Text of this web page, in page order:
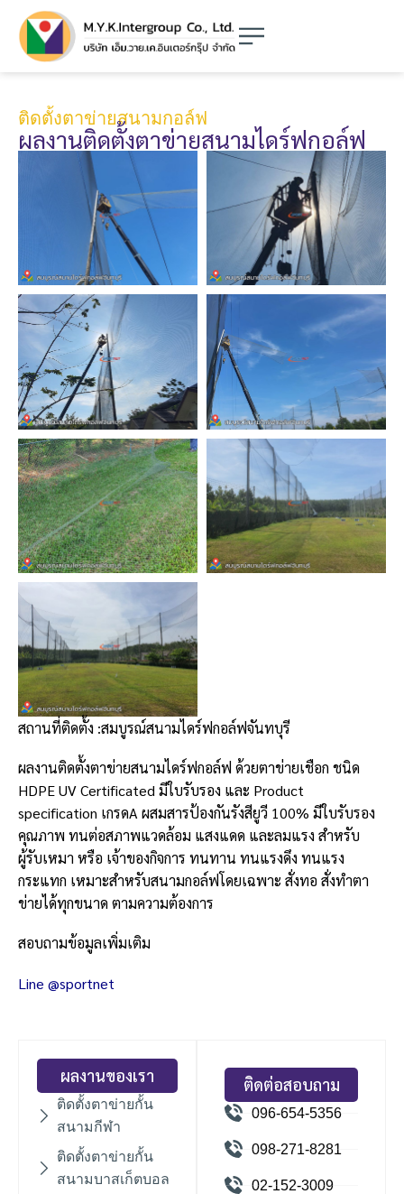
ผลงานของเรา
ติดตั้งตาข่ายกั้น
สนามกีฬา
ติดตั้งตาข่ายกั้น
สนามบาสเก็ตบอล
ติดต่อสอบถาม
096-654-5356
098-271-8281
02-152-3009
ติดตั้งตาข่ายสนามกอล์ฟ
ผลงานติดตั้งตาข่ายสนามไดร์ฟกอล์ฟ
สถานที่ติดตั้ง :สมบูรณ์สนามไดร์ฟกอล์ฟจันทบุรี
ผลงานติดตั้งตาข่ายสนามไดร์ฟกอล์ฟ ด้วยตาข่ายเชือก ชนิด
HDPE UV Certificated มีใบรับรอง และ Product
specification เกรดA ผสมสารป้องกันรังสียูวี 100% มีใบรับรอง
คุณภาพ ทนต่อสภาพแวดล้อม แสงแดด และลมแรง สำหรับ
ผู้รับเหมา หรือ เจ้าของกิจการ ทนทาน ทนแรงดึง ทนแรง
กระแทก เหมาะสำหรับสนามกอล์ฟโดยเฉพาะ สั่งทอ สั่งทำตา
ข่ายได้ทุกขนาด ตามความต้องการ
สอบถามข้อมูลเพิ่มเติม
Line @sportnet